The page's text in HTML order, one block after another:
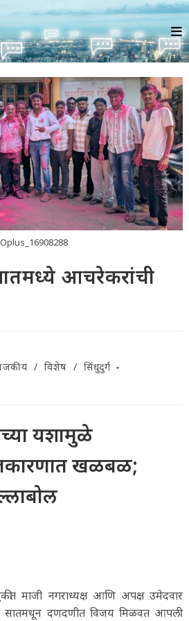
Oplus_16908288
आचरेकरांची
/ विशेष / सिंधुदुर्ग
यशामुळे
खळबळ;
माजी नगराध्यक्ष आणि अपक्ष उमेदवार
सातमधून दणदणीत विजय मिळवत आपली